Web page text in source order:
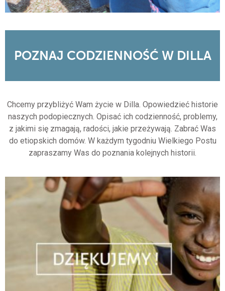
POZNAJ CODZIENNOŚĆ W DILLA
Chcemy przybliżyć Wam życie w Dilla. Opowiedzieć historie
naszych podopiecznych. Opisać ich codzienność, problemy,
z jakimi się zmagają, radości, jakie przeżywają. Zabrać Was
do etiopskich domów. W każdym tygodniu Wielkiego Postu
zapraszamy Was do poznania kolejnych historii.